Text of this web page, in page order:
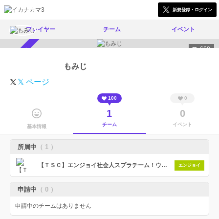
新規登録・ログイン
プレイヤー チーム イベント
668
もみじ
𝕏 ページ
基本情報
100
1
チーム
0
0
イベント
所属中 （ 1 ）
【ＴＳＣ】エンジョイ社会人スプラチーム！ウデマエ不問、初心者大歓迎！現在アクティブ20名超！ エンジョイ
申請中 （ 0 ）
申請中のチームはありません